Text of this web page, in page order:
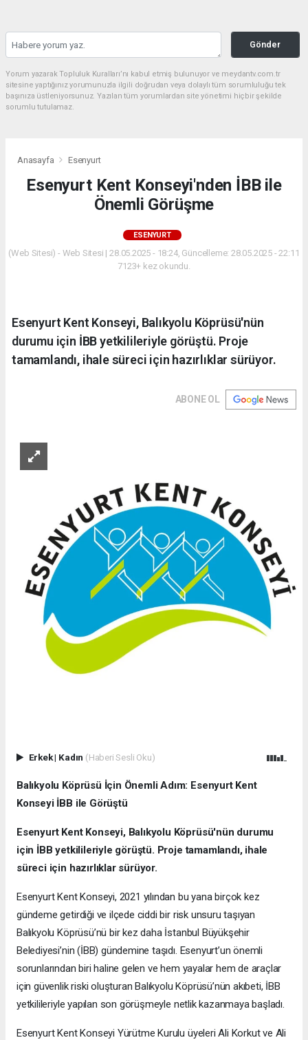
Gönder
Yorum yazarak Topluluk Kuralları’nı kabul etmiş bulunuyor ve meydantv.com.tr
sitesine yaptığınız yorumunuzla ilgili doğrudan veya dolaylı tüm sorumluluğu tek
başınıza üstleniyorsunuz. Yazılan tüm yorumlardan site yönetimi hiçbir şekilde
sorumlu tutulamaz.
Anasayfa Esenyurt
Esenyurt Kent Konseyi'nden İBB ile
Önemli Görüşme
ESENYURT
(Web Sitesi) - Web Sitesi | 28.05.2025 - 18:24, Güncelleme: 28.05.2025 - 22:11
7123+ kez okundu.
Esenyurt Kent Konseyi, Balıkyolu Köprüsü'nün
durumu için İBB yetkilileriyle görüştü. Proje
tamamlandı, ihale süreci için hazırlıklar sürüyor.
ABONE OL
Erkek| Kadın (Haberi Sesli Oku)
Balıkyolu Köprüsü İçin Önemli Adım: Esenyurt Kent
Konseyi İBB ile Görüştü
Esenyurt Kent Konseyi, Balıkyolu Köprüsü'nün durumu
için İBB yetkilileriyle görüştü. Proje tamamlandı, ihale
süreci için hazırlıklar sürüyor.
Esenyurt Kent Konseyi, 2021 yılından bu yana birçok kez
gündeme getirdiği ve ilçede ciddi bir risk unsuru taşıyan
Balıkyolu Köprüsü’nü bir kez daha İstanbul Büyükşehir
Belediyesi’nin (İBB) gündemine taşıdı. Esenyurt’un önemli
sorunlarından biri haline gelen ve hem yayalar hem de araçlar
için güvenlik riski oluşturan Balıkyolu Köprüsü’nün akıbeti, İBB
yetkilileriyle yapılan son görüşmeyle netlik kazanmaya başladı.
Esenyurt Kent Konseyi Yürütme Kurulu üyeleri Ali Korkut ve Ali